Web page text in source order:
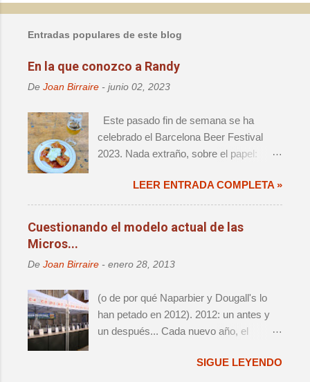
c
a
r
n
c
o
m
e
n
o
Entradas populares de este blog
En la que conozco a Randy
De Joan Birraire - junio 02, 2023
Este pasado fin de semana se ha
celebrado el Barcelona Beer Festival
2023. Nada extraño, sobre el papel:
magnitud, que ya forma parte del
calendario anual de actos relevantes. El
cambio de sede significaba un retorno a
reagrupación de las distintas iniciativas
- i.e. Challenge e Innbrew –.
Ingredientes, todos ellos, que hacían que
no se tratara de una mera edición más.
LEER ENTRADA COMPLETA »
Cuestionando el modelo actual de las
Micros...
De Joan Birraire - enero 28, 2013
(o de por qué Naparbier y Dougall's lo
han petado en 2012). 2012: un antes y
un después... Cada nuevo año, el
vuelco, y lo que hasta aquel momento
SIGUE LEYENDO